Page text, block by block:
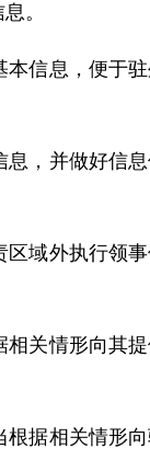
。
信息，便于
息，并做好信
域外执行领
关情形向其
据相关情形向